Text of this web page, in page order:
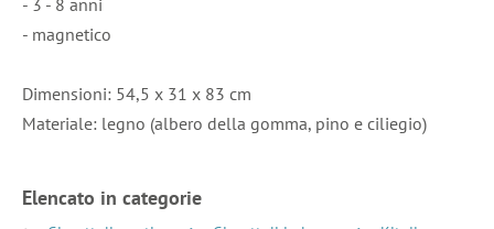
- magnetico
Dimensioni: 54,5 x 31 x 83 cm
Materiale: legno (albero della gomma, pino e ciliegio)
Elencato in categorie